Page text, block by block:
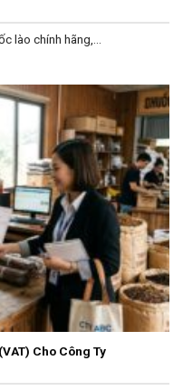
lào chính hãng,...
Cho Công Ty